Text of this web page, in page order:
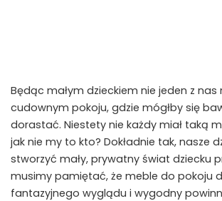
Będąc małym dzieckiem nie jeden z nas
cudownym pokoju, gdzie mógłby się
dorastać. Niestety nie każdy miał taką
jak nie my to kto? Dokładnie tak, nasze
stworzyć mały, prywatny świat dziecku
musimy pamiętać, że meble do pokoju
fantazyjnego wyglądu i wygodny